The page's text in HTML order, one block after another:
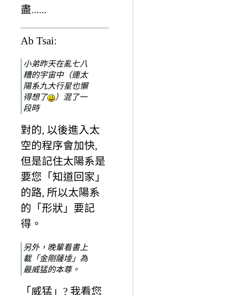
盡......
Ab Tsai:
小弟昨天在亂七八
糟的宇宙中（連太
陽系九大行星也懶
得想了
）混了一
段時
對的, 以後進入太
空的程序會加快,
但是記住太陽系是
要您「知道回家」
的路, 所以太陽系
的「形狀」要記
得。
另外，晚輩看書上
載「金剛薩埵」為
最威猛的本尊。
「威猛」? 我看您